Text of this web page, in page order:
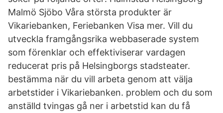
Malmö Sjöbo Våra största produkter är
Vikariebanken, Feriebanken Visa mer. Vill du
utveckla framgångsrika webbaserade system
som förenklar och effektiviserar vardagen
reducerat pris på Helsingborgs stadsteater.
bestämma när du vill arbeta genom att välja
arbetstider i Vikariebanken. problem och du som
anställd tvingas gå ner i arbetstid kan du få